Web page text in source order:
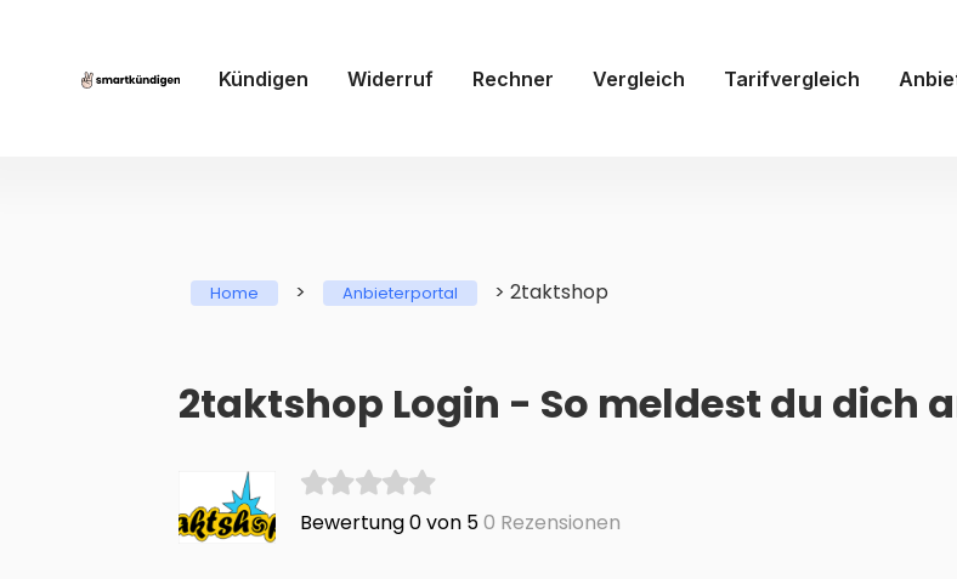
Kündigen Widerruf Rechner Vergleich Tarifvergleich
Home > Anbieterportal > 2taktshop
2taktshop Login - So meldest du dich
Bewertung 0 von 50 Rezensionen